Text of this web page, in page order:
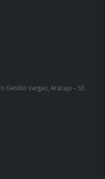
Getúlio Vargas, Aracaju – SE.